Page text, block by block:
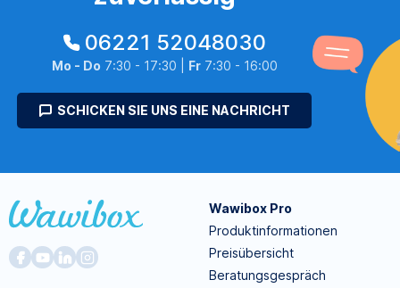
06221 52048030
Mo - Do 7:30 - 17:30 | Fr7:30 - 16:00
SCHICKEN SIE UNS EINE NACHRICHT
Wawibox Pro
Produktinformationen
Preisübersicht
Beratungsgespräch